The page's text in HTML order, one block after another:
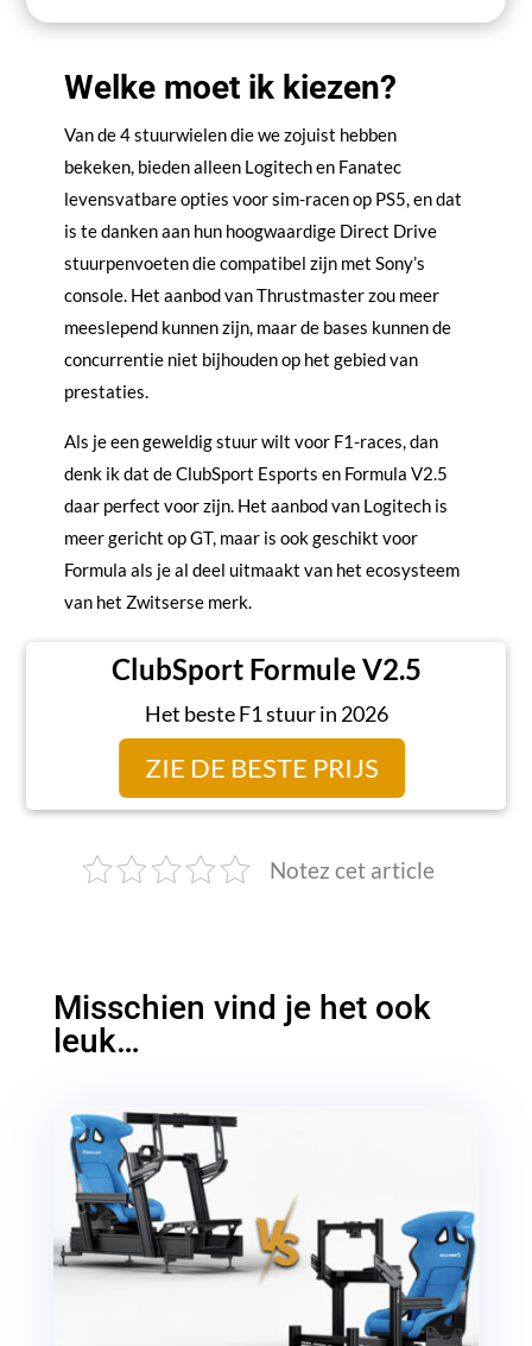
Welke moet ik kiezen?
Van de 4 stuurwielen die we zojuist hebben
bekeken, bieden alleen Logitech en Fanatec
levensvatbare opties voor sim-racen op PS5, en dat
is te danken aan hun hoogwaardige Direct Drive
stuurpenvoeten die compatibel zijn met Sony’s
console. Het aanbod van Thrustmaster zou meer
meeslepend kunnen zijn, maar de bases kunnen de
concurrentie niet bijhouden op het gebied van
prestaties.
Als je een geweldig stuur wilt voor F1-races, dan
denk ik dat de ClubSport Esports en Formula V2.5
daar perfect voor zijn. Het aanbod van Logitech is
meer gericht op GT, maar is ook geschikt voor
Formula als je al deel uitmaakt van het ecosysteem
van het Zwitserse merk.
ClubSport Formule V2.5
Het beste F1 stuur in 2026
ZIE DE BESTE PRIJS
Notez cet article
Misschien vind je het ook
leuk…